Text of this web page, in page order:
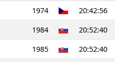
1974
20:42:56
1984
20:52:40
1985
20:52:40